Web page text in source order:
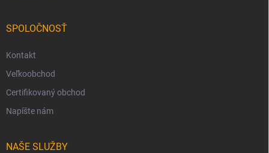
SPOLOČNOSŤ
Kontakt
Veľkoobchod
Certifikovaný obchod
Napíšte nám
NAŠE SLUŽBY